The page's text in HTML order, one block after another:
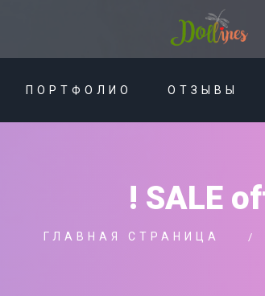
ПОРТФОЛИО ОТЗЫВЫ
! SALE
ГЛАВНАЯ СТРАНИЦА